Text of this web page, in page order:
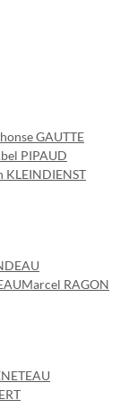
GAUTTE
PIPAUD
KLEINDIENST
Marcel RAGON